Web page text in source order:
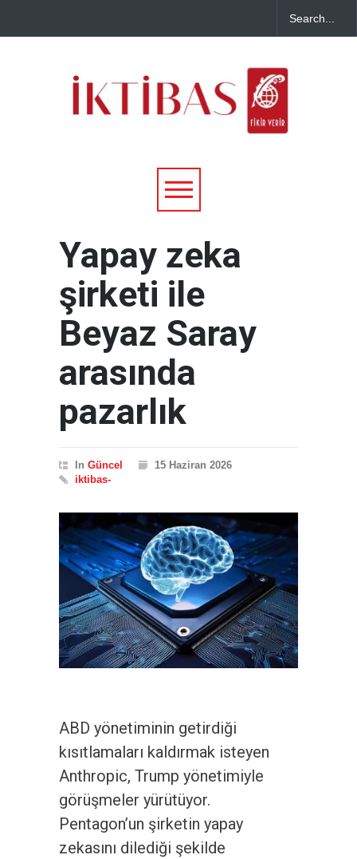
Yapay zeka
şirketi ile
Beyaz Saray
arasında
pazarlık
In Güncel
15 Haziran 2026
iktibas-
ABD yönetiminin getirdiği
kısıtlamaları kaldırmak isteyen
Anthropic, Trump yönetimiyle
görüşmeler yürütüyor.
Pentagon’un şirketin yapay
zekasını dilediği şekilde